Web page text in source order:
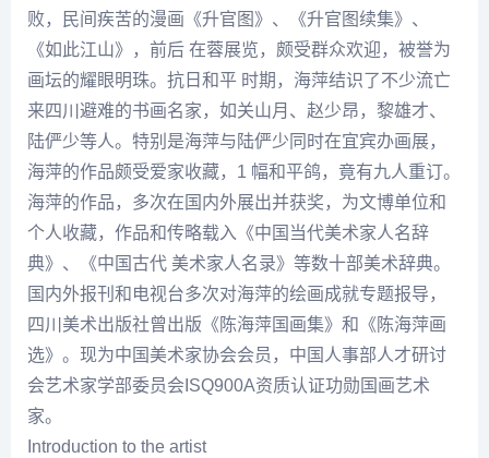
败，民间疾苦的漫画《升官图》、《升官图续集》、
《如此江山》，前后 在蓉展览，颇受群众欢迎，被誉为
画坛的耀眼明珠。抗日和平 时期，海萍结识了不少流亡
来四川避难的书画名家，如关山月 、 赵少昂 ， 黎雄才、
陆俨少等人。特别是海萍与陆俨少 同时在宜宾办画展，
海萍的作品颇受爱家收藏，1 幅和平鸽，竟有九人重订。
海萍的作品，多次在国内外展出并获奖，为文博单位和
个人收藏，作品和传略载入《中国当代美术家人名辞
典》、《中国古代 美术家人名录》等数十部美术辞典。
国内外报刊和电视台多次对海萍的绘画成就专题报导，
四川美术出版社曾出版《 陈海萍国画集》和《 陈海萍画
选》。现为中国美术家协会会员，中国人事部人才研讨
会艺术家学部委员会ISQ900A资质认证功勋国画艺术
家。
Introduction to the artist